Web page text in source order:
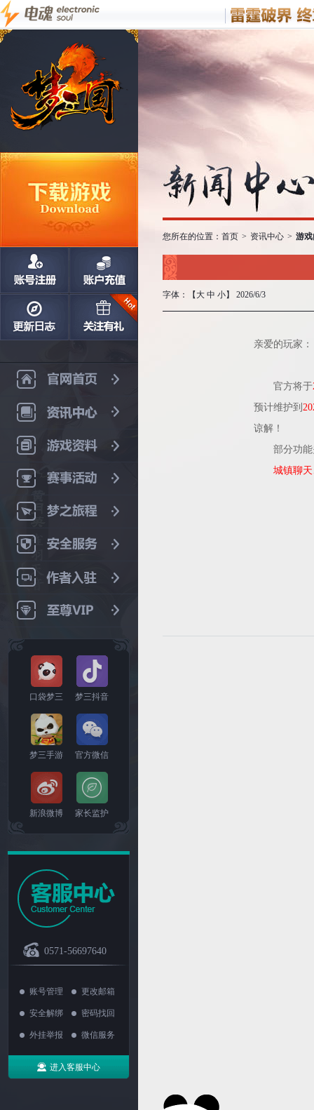
口袋梦三 梦三抖音
梦三手游 官方微信
新浪微博 家长监护
0571-56697640
账号管理 更改邮箱
安全解绑 密码找回
外挂举报 微信服务
进入客服中心
您所在的位置： 首页 > 资讯中心 > 游
字体：【 大 中 小】 2026/6/3
亲爱的玩家：
官方将于
预计维护到
谅解！
部分功
城镇聊